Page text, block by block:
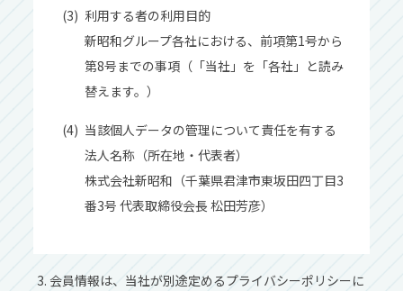
利⽤する者の利⽤⽬的
新昭和グループ各社における、前項第1号から
第8号までの事項（「当社」を「各社」と読み
替えます。）
当該個⼈データの管理について責任を有する
法⼈名称（所在地‧代表者）
株式会社新昭和（千葉県君津市東坂⽥四丁⽬3
番3号 代表取締役会⻑ 松⽥芳彦）
会員情報は、当社が別途定めるプライバシーポリシーに